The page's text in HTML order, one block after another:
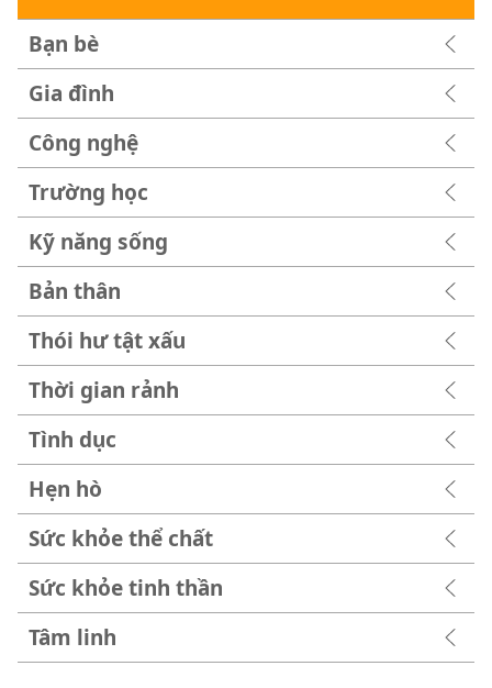
Bạn bè
Gia đình
Công nghệ
Trường học
Kỹ năng sống
Bản thân
Thói hư tật xấu
Thời gian rảnh
Tình dục
Hẹn hò
Sức khỏe thể chất
Sức khỏe tinh thần
Tâm linh